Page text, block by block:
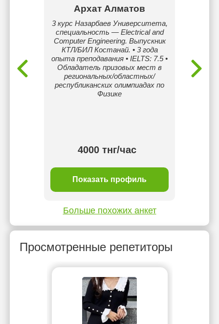
Архат Алматов
3 курс Назарбаев Университета,
специальность — Electrical and
Computer Engineering. Выпускник
КТЛ/БИЛ Костанай. • 3 года
опыта преподавания • IELTS: 7.5 •
Обладатель призовых мест в
региональных/областных/
республиканских олимпиадах по
Физике
4000 тнг/час
Показать профиль
Больше похожих анкет
Просмотренные репетиторы